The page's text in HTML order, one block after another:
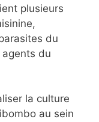
plusieurs
du
du
la culture
au sein